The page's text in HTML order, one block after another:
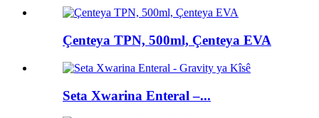
Çenteya TPN, 500ml, Çenteya EVA
Seta Xwarina Enteral –...